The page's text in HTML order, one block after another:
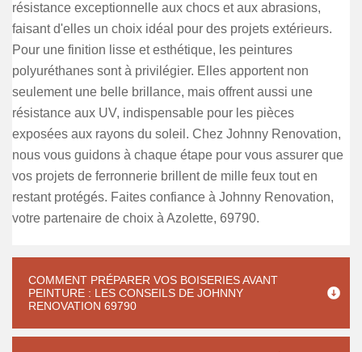
résistance exceptionnelle aux chocs et aux abrasions,
faisant d'elles un choix idéal pour des projets extérieurs.
Pour une finition lisse et esthétique, les peintures
polyuréthanes sont à privilégier. Elles apportent non
seulement une belle brillance, mais offrent aussi une
résistance aux UV, indispensable pour les pièces
exposées aux rayons du soleil. Chez Johnny Renovation,
nous vous guidons à chaque étape pour vous assurer que
vos projets de ferronnerie brillent de mille feux tout en
restant protégés. Faites confiance à Johnny Renovation,
votre partenaire de choix à Azolette, 69790.
COMMENT PRÉPARER VOS BOISERIES AVANT
PEINTURE : LES CONSEILS DE JOHNNY
RENOVATION 69790